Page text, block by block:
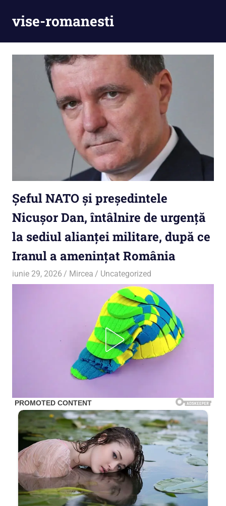
vise-romanesti
Șeful NATO și președintele
Nicușor Dan, întâlnire de urgență
la sediul alianței militare, după ce
Iranul a amenințat România
iunie 29, 2026 Mircea Uncategorized